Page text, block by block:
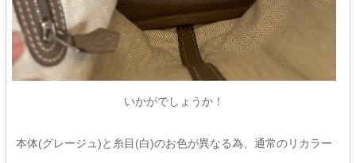
いかがでしょうか！
本体(グレージュ)と糸目(白)のお色が異なる為、通常のリカラー